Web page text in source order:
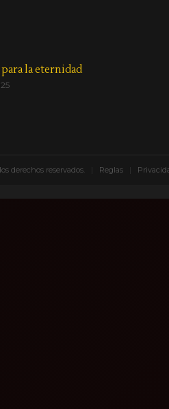
la eternidad
derechos reservados. Reglas